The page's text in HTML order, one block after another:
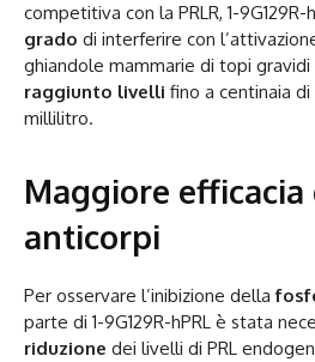
competitiva con la PRLR, 1-9G129R-
grado di interferire con
ghiandole mammarie di topi gravidi
raggiunto livelli fino a centinaia
millilitro.
Maggiore
anticorpi
Per osservare l’inibizione della
parte di 1-9G129R-hPRL è stata
riduzione dei livelli di PRL